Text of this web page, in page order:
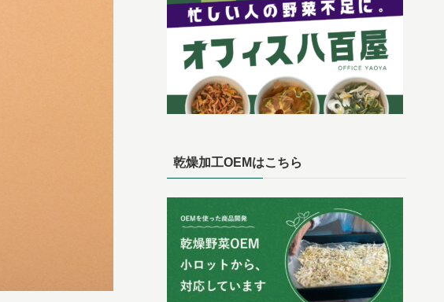
乾燥加工OEMはこちら